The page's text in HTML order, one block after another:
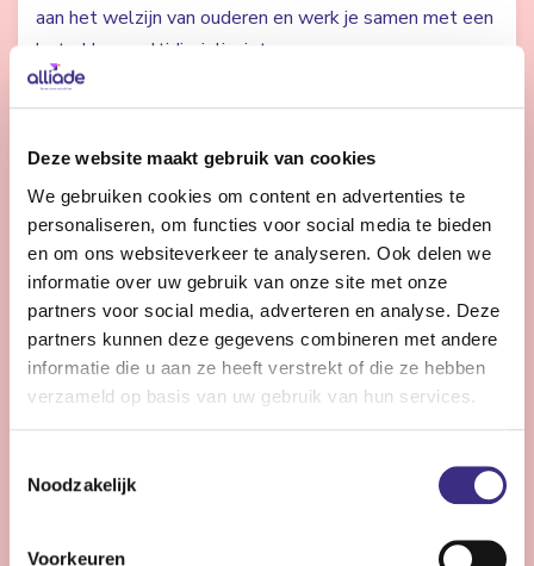
Deze website maakt gebruik van cookies
We gebruiken cookies om content en advertenties te
personaliseren, om functies voor social media te bieden
en om ons websiteverkeer te analyseren. Ook delen we
informatie over uw gebruik van onze site met onze
partners voor social media, adverteren en analyse. Deze
partners kunnen deze gegevens combineren met andere
informatie die u aan ze heeft verstrekt of die ze hebben
verzameld op basis van uw gebruik van hun services.
Noodzakelijk
Voorkeuren
aan het welzijn van ouderen en werk je samen met een
betrokken multidisciplinair team.
Regiebehandelaar en inhoudelijk adviseur -
jeugdzorg
Nog 13 dagen
Heerenveen
32 uur | Deeltijds, Onbepaalde tijd
toekomstgerichte jeugdzorg.